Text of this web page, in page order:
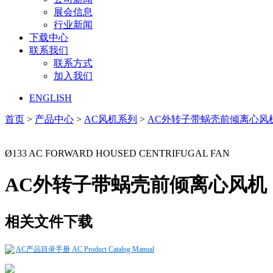
展会信息
行业新闻
下载中心
联系我们
联系方式
加入我们
ENGLISH
首页 > 产品中心 > AC风机系列 > AC外转子带蜗壳前倾离心风
Ø133 AC FORWARD HOUSED CENTRIFUGAL FAN
AC外转子带蜗壳前倾离心风机
相关文件下载
AC产品目录手册 AC Product Catalog Manual